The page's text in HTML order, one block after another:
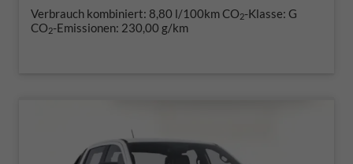
Verbrauch kombiniert: 8,80 l/100kmCO2-Klasse: G
CO2-Emissionen: 230,00 g/km